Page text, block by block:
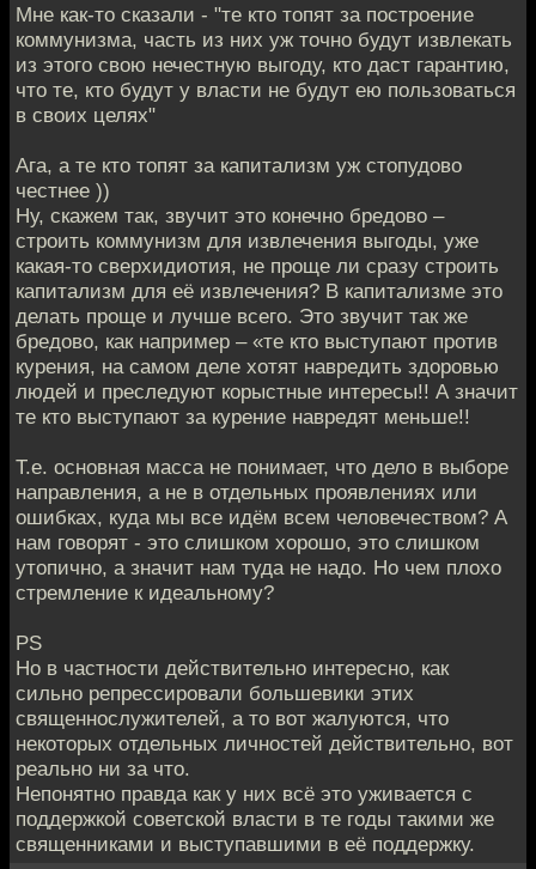
Мне как-то сказали - "те кто топят за построение
коммунизма, часть из них уж точно будут извлекать
из этого свою нечестную выгоду, кто даст гарантию,
что те, кто будут у власти не будут ею пользоваться
в своих целях"
Ага, а те кто топят за капитализм уж стопудово
честнее ))
Ну, скажем так, звучит это конечно бредово –
строить коммунизм для извлечения выгоды, уже
какая-то сверхидиотия, не проще ли сразу строить
капитализм для её извлечения? В капитализме это
делать проще и лучше всего. Это звучит так же
бредово, как например – «те кто выступают против
курения, на самом деле хотят навредить здоровью
людей и преследуют корыстные интересы!! А значит
те кто выступают за курение навредят меньше!!
Т.е. основная масса не понимает, что дело в выборе
направления, а не в отдельных проявлениях или
ошибках, куда мы все идём всем человечеством? А
нам говорят - это слишком хорошо, это слишком
утопично, а значит нам туда не надо. Но чем плохо
стремление к идеальному?
PS
Но в частности действительно интересно, как
сильно репрессировали большевики этих
священнослужителей, а то вот жалуются, что
некоторых отдельных личностей действительно, вот
реально ни за что.
Непонятно правда как у них всё это уживается с
поддержкой советской власти в те годы такими же
священниками и выступавшими в её поддержку.